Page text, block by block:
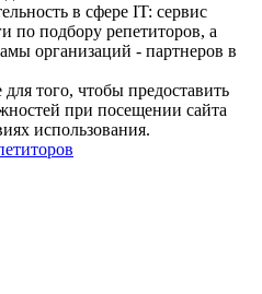
в сфере IT: сервис
по подбору репетиторов, а
организаций - партнеров в
того, чтобы предоставить
при посещении сайта
использования.